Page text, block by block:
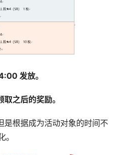
发放。
之后的奖励。
是根据成为活动对象的时间不